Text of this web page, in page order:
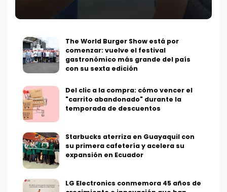
The World Burger Show está por
comenzar: vuelve el festival
gastronómico más grande del país
con su sexta edición
Del clic a la compra: cómo vencer el
"carrito abandonado" durante la
temporada de descuentos
Starbucks aterriza en Guayaquil con
su primera cafetería y acelera su
expansión en Ecuador
LG Electronics conmemora 45 años de